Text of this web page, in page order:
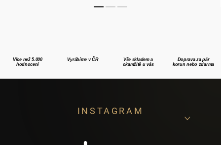
Více než 5.000
hodnocení
Vyrábíme v ČR
Vše skladem a
okamžitě u vás
Doprava za pár
korun nebo zdarma
INSTAGRAM